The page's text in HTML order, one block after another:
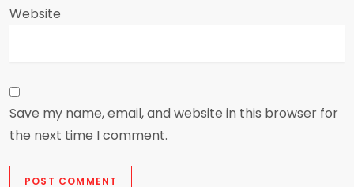
Website
Save my name, email, and website in this browser for
the next time I comment.